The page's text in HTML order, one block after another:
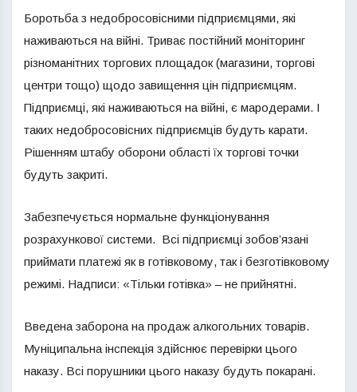
Боротьба з недобросовісними підприємцями, які
наживаються на війні. Триває постійний моніторинг
різноманітних торгових площадок (магазини, торгові
центри тощо) щодо завищення цін підприємцям.
Підприємці, які наживаються на війні, є мародерами. І
таких недобросовісних підприємців будуть карати.
Рішенням штабу оборони області їх торгові точки
будуть закриті.
Забезпечується нормальне функціонування
розрахункової системи. Всі підприємці зобов’язані
приймати платежі як в готівковому, так і безготівковому
режимі. Надписи: «Тільки готівка» – не прийнятні.
Введена заборона на продаж алкогольних товарів.
Муніципальна інспекція здійснює перевірки цього
наказу. Всі порушники цього наказу будуть покарані.